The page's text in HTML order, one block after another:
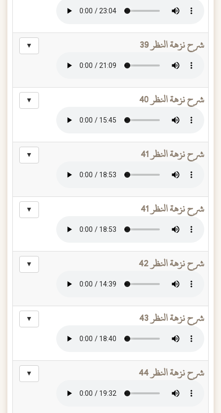
شرح نزهة النظر 39 ▼
شرح نزهة النظر 40 ▼
شرح نزهة النظر 41 ▼
شرح نزهة النظر 41 ▼
شرح نزهة النظر 42 ▼
شرح نزهة النظر 43 ▼
شرح نزهة النظر 44 ▼